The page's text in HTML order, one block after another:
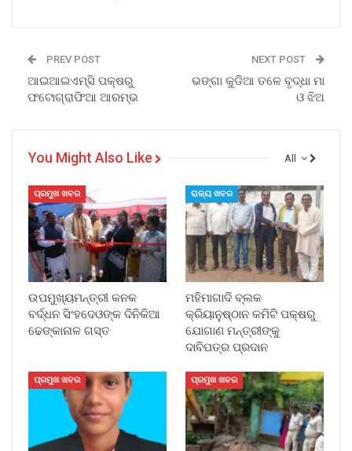
PREV POST
ଆଇଆଇଏମ୍‍ସି ପକ୍ଷରୁ
ଫଟୋଗ୍ରାଫିଆ ଆରମ୍ଭ
NEXT POST
ଭଙ୍ଗା କୁଡିଆ ତଳେ ବୃଦ୍ଧା ମା
ଓ ଝିଅ
All
You Might Also Like
ପ୍ରମୁଖ ଖବର
ଉପମୁଖ୍ୟମନ୍ତ୍ରୀ କନକ
ବର୍ଦ୍ଧନ ସିଂହଦେଓଙ୍କ ଦିନିକିଆ
ଢେଙ୍କାନାଳ ଗସ୍ତ
ରାଜ୍ୟ ଖବର
ମହିମାଗାଦି ବ୍ଲକ
କ୍ରିୟାନୁଷ୍ଠାନ କମିଟି ପକ୍ଷରୁ
ଯୋଗାଣ ମନ୍ତ୍ରୀଙ୍କୁ
ଦାବିପତ୍ର ପ୍ରଦାନ
ପ୍ରମୁଖ ଖବର ପ୍ରମୁଖ ଖବର